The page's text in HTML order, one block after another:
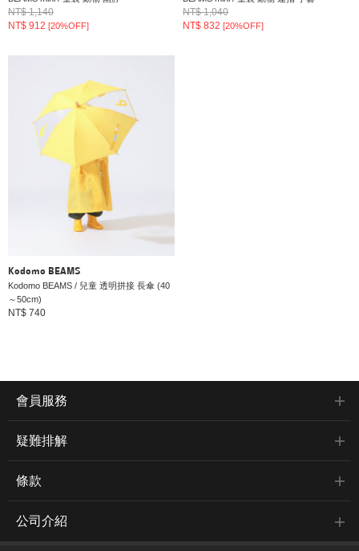
NT$ 1,140
NT$ 912 [20%OFF]
NT$ 1,040
NT$ 832[20%OFF]
Kodomo BEAMS
Kodomo BEAMS / 兒童 透明拼接 長傘 (40
～50cm)
NT$ 740
會員服務
疑難排解
條款
公司介紹